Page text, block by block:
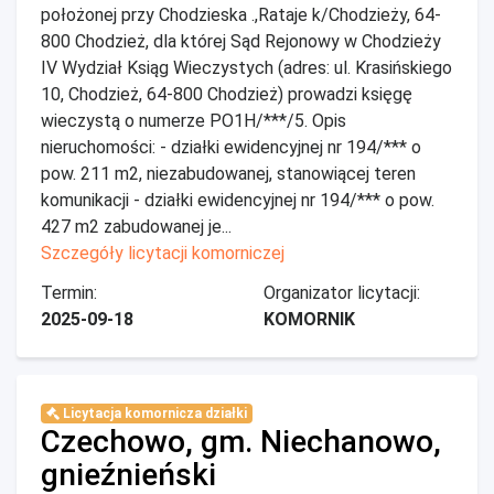
położonej przy Chodzieska .,Rataje k/Chodzieży, 64-
800 Chodzież, dla której Sąd Rejonowy w Chodzieży
IV Wydział Ksiąg Wieczystych (adres: ul. Krasińskiego
10, Chodzież, 64-800 Chodzież) prowadzi księgę
wieczystą o numerze PO1H/***/5. Opis
nieruchomości: - działki ewidencyjnej nr 194/*** o
pow. 211 m2, niezabudowanej, stanowiącej teren
komunikacji - działki ewidencyjnej nr 194/*** o pow.
427 m2 zabudowanej je...
Szczegóły licytacji komorniczej
Termin:
2025-09-18
Organizator licytacji:
KOMORNIK
Licytacja komornicza działki
Czechowo, gm. Niechanowo,
gnieźnieński